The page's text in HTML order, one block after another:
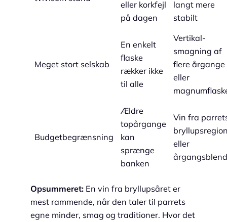
eller korkfejl
på dagen
langt mere
stabilt
Meget stort selskab
En enkelt
flaske
rækker ikke
til alle
Vertikal-
smagning af
flere årgange
eller
Budgetbegrænsning
Ældre
topårgange
kan
sprænge
banken
Vin fra
eller
årgangsblend
Opsummeret: En vin fra bryllupsåret er
mest rammende, når den taler til parrets
egne minder, smag og traditioner. Hvor det